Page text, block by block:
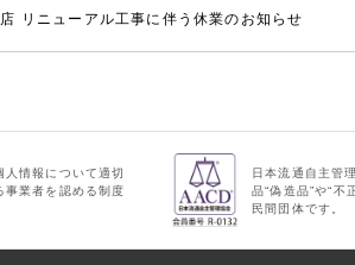
リニューアル工事に伴う休業のお知らせ
情報について適切
事業者を認める制度
日本流通自主管
品“偽造品”や“不
民間団体です。